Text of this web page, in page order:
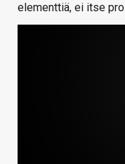
elementtiä, ei itse